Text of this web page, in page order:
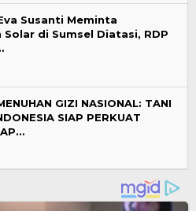
Susanti Meminta
Solar di Sumsel Diatasi, RDP
GIZI NASIONAL: TANI
SIAP PERKUAT